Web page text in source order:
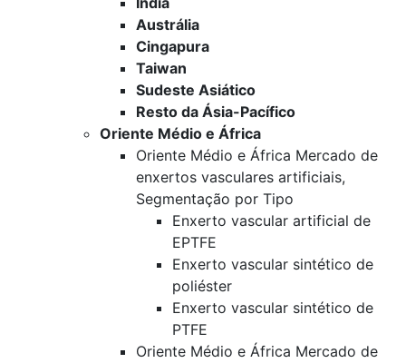
Austrália
Cingapura
Taiwan
Sudeste Asiático
Resto da Ásia-Pacífico
Oriente Médio e África
Oriente Médio e África Mercado de
enxertos vasculares artificiais,
Segmentação por Tipo
Enxerto vascular artificial de
EPTFE
Enxerto vascular sintético de
poliéster
Enxerto vascular sintético de
PTFE
Oriente Médio e África Mercado de